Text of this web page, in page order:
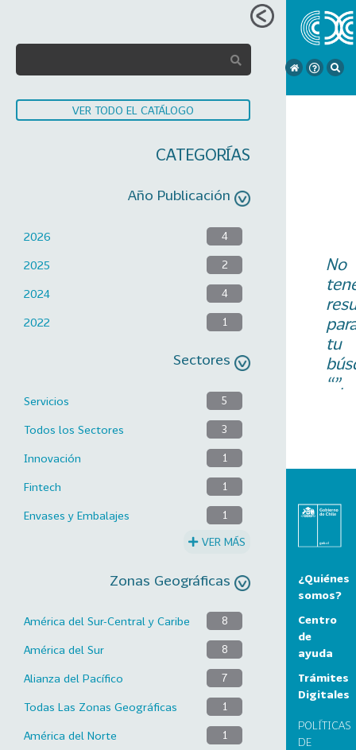
VER TODO EL CATÁLOGO
CATEGORÍAS
Año Publicación
2026 4
2025 2
2024 4
2022 1
Sectores
Servicios 5
Todos los Sectores 3
Innovación 1
Fintech 1
Envases y Embalajes 1
VER MÁS
Zonas Geográficas
América del Sur-Central y Caribe 8
América del Sur 8
Alianza del Pacífico 7
Todas Las Zonas Geográficas 1
América del Norte 1
No
tu
“”.
¿Quiénes
somos?
Centro
de
ayuda
Trámites
Digitales
POLÍTICAS
DE